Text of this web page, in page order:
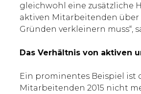
gleichwohl eine zusätzliche
aktiven Mitarbeitenden über
Gründen verkleinern muss“,
Das Verhältnis von aktiven
Ein prominentes Beispiel ist
Mitarbeitenden 2015 nicht